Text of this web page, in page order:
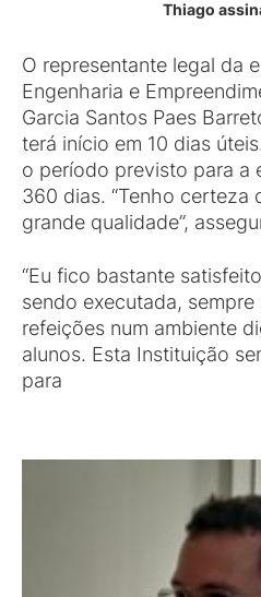
Thiago
O representante legal da
Engenharia e
Garcia Santos Paes
terá início em 10 dias
o período previsto para a
360 dias. “Tenho certeza
grande qualidade”,
“Eu fico bastante
sendo executada,
refeições num ambiente
alunos. Esta Instituição
para